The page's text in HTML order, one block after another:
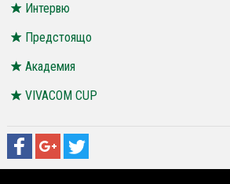
Интервю
Предстоящо
Академия
VIVACOM CUP